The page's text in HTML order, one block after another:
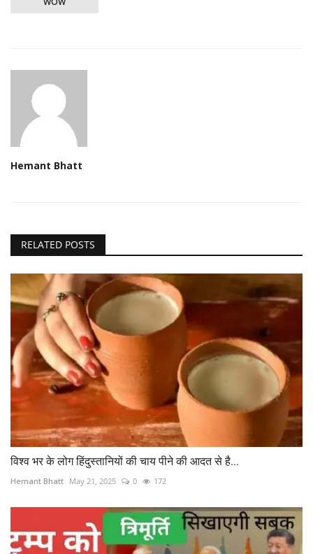
Hemant Bhatt
RELATED POSTS
विश्व भर के लोग हिंदुस्तानियों की चाय पीने की आदत से है...
Hemant Bhatt May 21, 2025 0 172